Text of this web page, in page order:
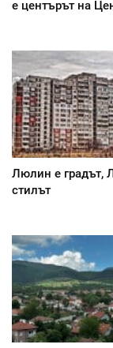
е центърът на
Люлин е градът,
стилът